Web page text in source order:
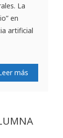
La
en
artificial
más